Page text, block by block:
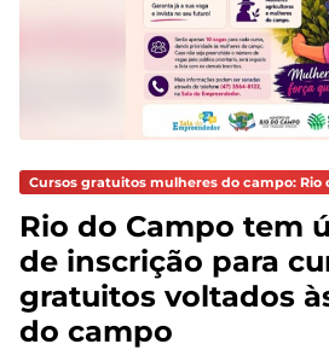
Cursos gratuitos mulheres do campo: Rio
Rio do Campo tem
de inscrição para
gratuitos voltados
do campo